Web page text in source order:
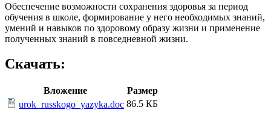
Обеспечение возможности сохранения здоровья за период
обучения в школе, формирование у него необходимых знаний,
умений и навыков по здоровому образу жизни и применение
полученных знаний в повседневной жизни.
Скачать:
Вложение
Размер
urok_russkogo_yazyka.doc 86.5 КБ